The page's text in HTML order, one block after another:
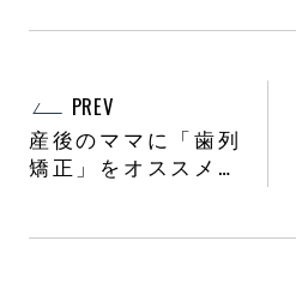
PREV
産後のママに「歯列
矯正」をオススメす